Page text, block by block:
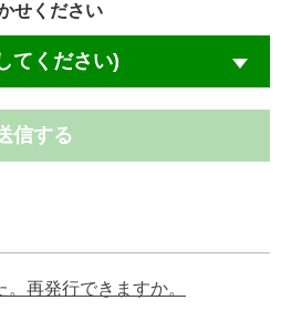
せください
てください)
信する
再発行できますか。